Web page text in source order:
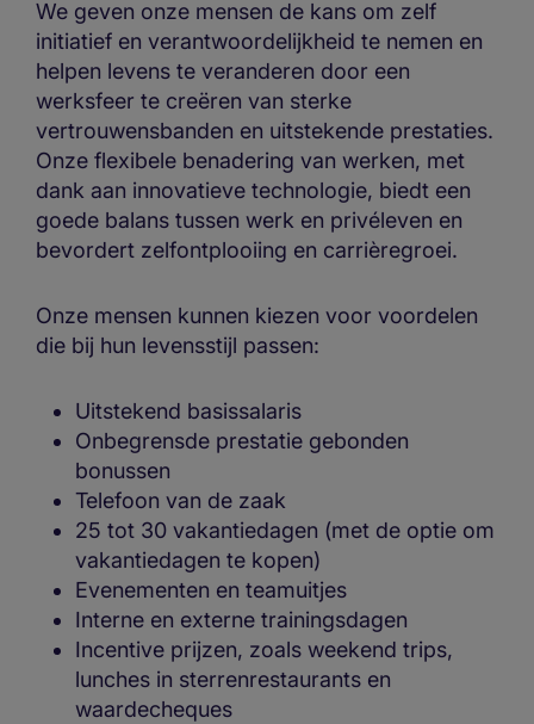
We geven onze mensen de kans om zelf
initiatief en verantwoordelijkheid te nemen en
helpen levens te veranderen door een
werksfeer te creëren van sterke
vertrouwensbanden en uitstekende prestaties.
Onze flexibele benadering van werken, met
dank aan innovatieve technologie, biedt een
goede balans tussen werk en privéleven en
bevordert zelfontplooiing en carrièregroei.
Onze mensen kunnen kiezen voor voordelen
die bij hun levensstijl passen:
Uitstekend basissalaris
Onbegrensde prestatie gebonden
bonussen
Telefoon van de zaak
25 tot 30 vakantiedagen (met de optie om
vakantiedagen te kopen)
Evenementen en teamuitjes
Interne en externe trainingsdagen
Incentive prijzen, zoals weekend trips,
lunches in sterrenrestaurants en
waardecheques